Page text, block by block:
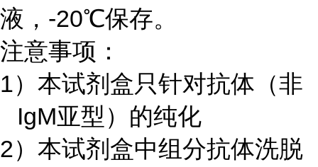
液， -20℃保存。
注意事项：
1）本试剂盒只针对抗体（非
IgM亚型）的纯化
2）本试剂盒中组分抗体洗脱